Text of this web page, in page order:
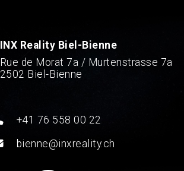
INX Reality Biel-Bienne
Rue de Morat 7a / Murtenstrasse 7a
2502 Biel-Bienne
+41 76 558 00 22
bienne@inxreality.ch